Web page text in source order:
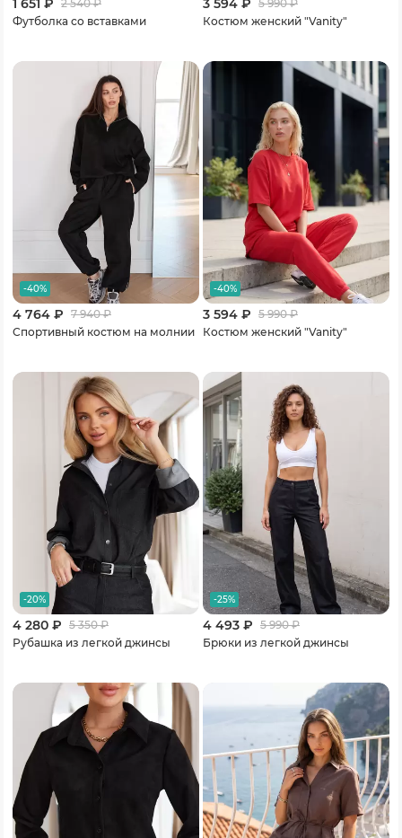
1 651 ₽ 2 540₽
Футболка со вставками
3 594 ₽ 5 990₽
Костюм женский "Vanity"
-40%
4 764 ₽ 7 940₽
Спортивный костюм на молнии
-40%
3 594 ₽ 5 990₽
Костюм женский "Vanity"
-20%
4 280 ₽ 5 350₽
Рубашка из легкой джинсы
-25%
4 493 ₽ 5 990₽
Брюки из легкой джинсы